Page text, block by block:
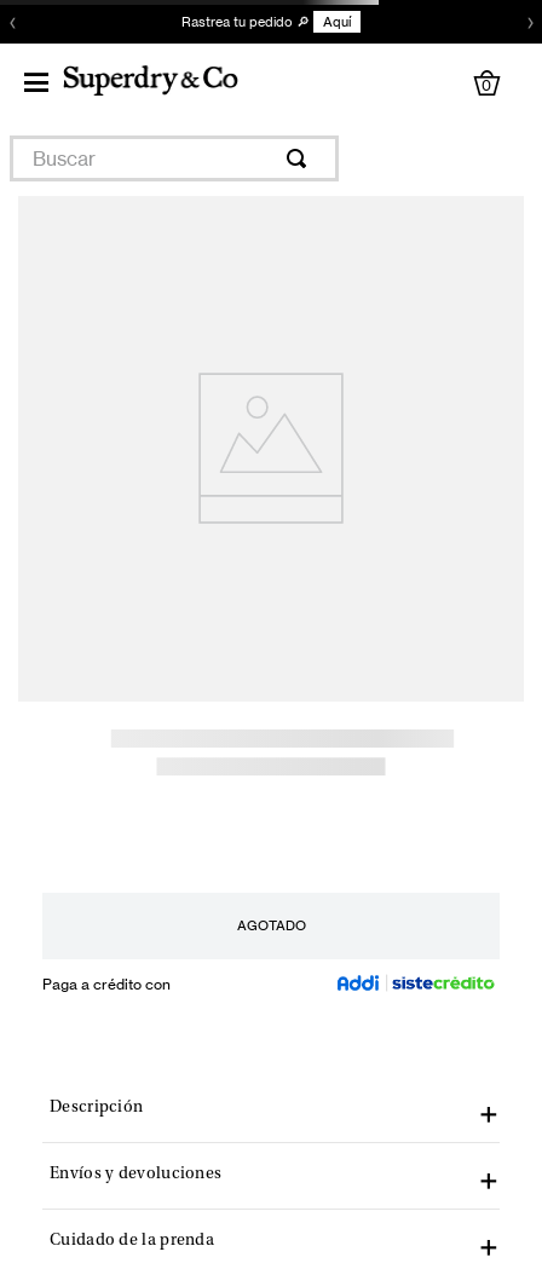
‹ Rastrea tu pedido 🔎 Aquí ›
0
Buscar
AGOTADO
Paga a crédito con
Descripción
Envíos y devoluciones
Cuidado de la prenda